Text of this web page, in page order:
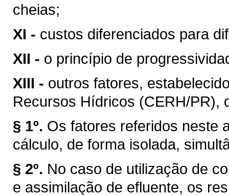
cheias;
XI - custos diferenciados para
XII - o princípio de
XIII - outros fatores,
Recursos Hídricos (CERH/PR),
§ 1º. Os fatores referidos neste
cálculo, de forma isolada,
§ 2º. No caso de utilização de
e assimilação de efluente, os